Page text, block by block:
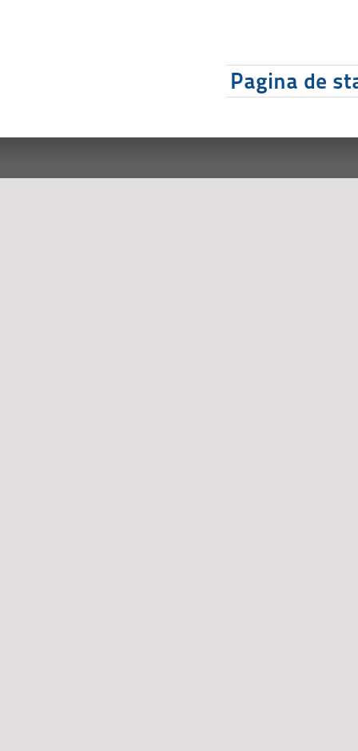
Pagina de